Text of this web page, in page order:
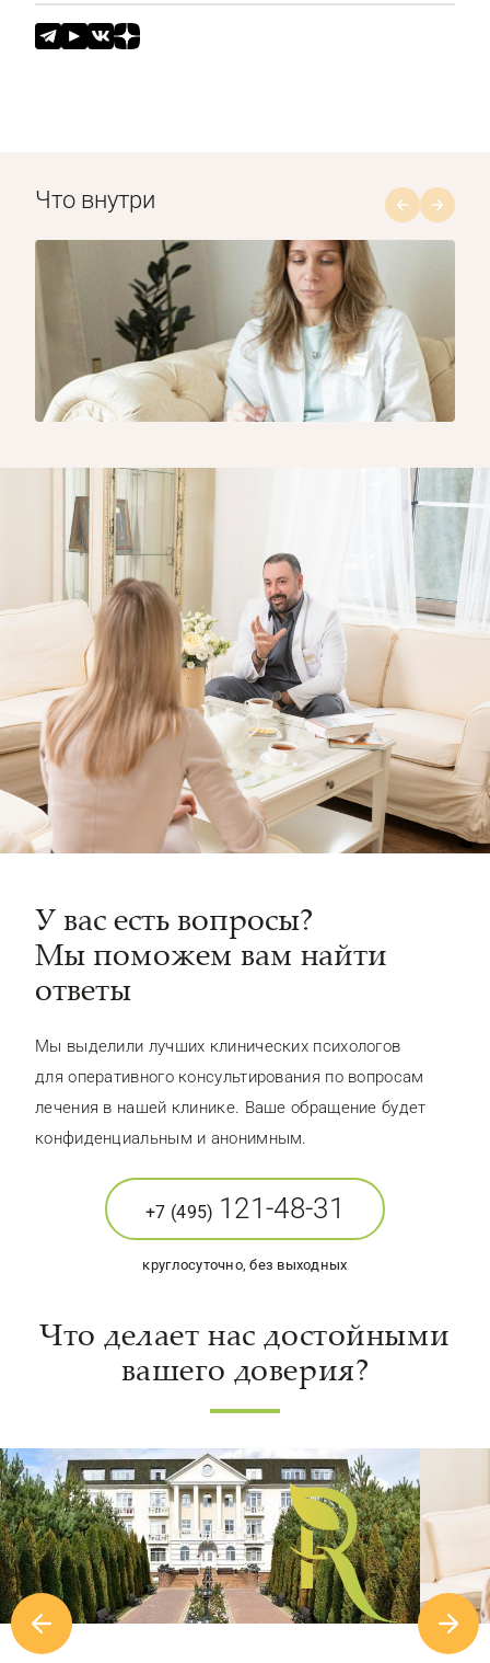
Что внутри
1/8
У вас есть вопросы?
Мы поможем вам найти
ответы
Мы выделили лучших клинических психологов
для оперативного консультирования по вопросам
лечения в нашей клинике. Ваше обращение будет
конфиденциальным и анонимным.
+7 (495) 121-48-31
круглосуточно, без выходных
Что делает нас достойными
вашего доверия?